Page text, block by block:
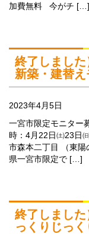
加費無料 今がチ […]
終了しまし
新築・建替
2023年4月5日
一宮市限定モニター
時：4月22日㈯23日
市森本二丁目 （東
県一宮市限定で […]
終了しまし
っくりじっ